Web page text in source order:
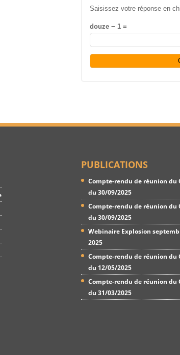
Saisissez votre réponse en
douze − 1 =
PUBLICATIONS
Compte-rendu de réunion du
du 30/09/2025
Compte-rendu de réunion du
du 30/09/2025
Webinaire Explosion
2025
Compte-rendu de réunion du
du 12/05/2025
Compte-rendu de réunion du
du 31/03/2025